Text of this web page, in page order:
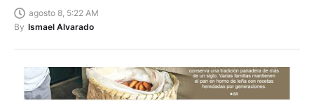
agosto 8, 5:22 AM
By Ismael Alvarado